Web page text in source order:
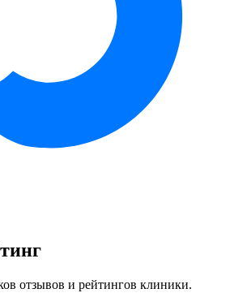
отзывов и рейтингов клиники.